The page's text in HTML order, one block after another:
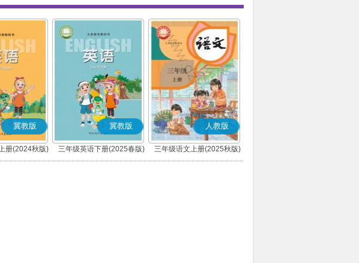
冀教版
册(2024秋版)
起点)
冀教版
三年级英语下册(2025春版)
(三年级起点)
人教版
三年级语文上册(2025秋版)
(部编版)